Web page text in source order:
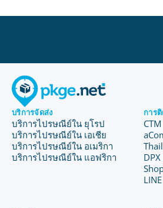
บริการจัดส่ง
บริการไปรษณีย์ใน ยุโรป
บริการไปรษณีย์ใน เอเชีย
บริการไปรษณีย์ใน อเมริกา
บริการไปรษณีย์ใน แอฟริกา
การ